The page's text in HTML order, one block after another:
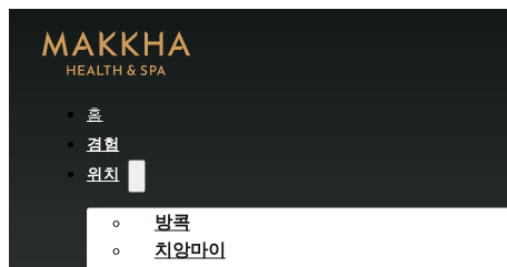
홈
경험
위치
방콕
치앙마이